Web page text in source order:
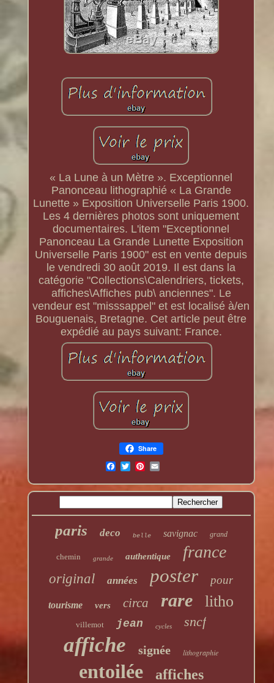
« La Lune à un Mètre ». Exceptionnel
Panonceau lithographié « La Grande
Lunette » Exposition Universelle Paris 1900.
Les 4 dernières photos sont uniquement
documentaires. L'item "Exceptionnel
Panonceau La Grande Lunette Exposition
Universelle Paris 1900" est en vente depuis
le vendredi 30 août 2019. Il est dans la
catégorie "Collections\Calendriers, tickets,
affiches\Affiches pub\ anciennes". Le
vendeur est "misssappel" et est localisé à/en
Bouguenais, Bretagne. Cet article peut être
expédié au pays suivant: France.
Share
paris deco belle savignac grand
chemin grande authentique france
original années poster pour
tourisme vers circa rare litho
villemot jean cycles sncf
affiche signée lithographie
entoilée affiches